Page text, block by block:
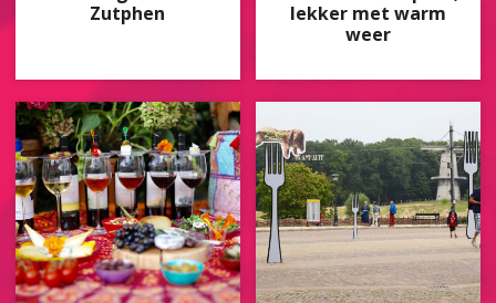
Zutphen
lekker met warm
weer